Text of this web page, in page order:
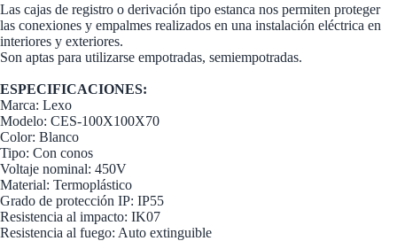
Las cajas de registro o derivación tipo estanca nos permiten proteger
las conexiones y empalmes realizados en una instalación eléctrica en
interiores y exteriores.
Son aptas para utilizarse empotradas, semiempotradas.
ESPECIFICACIONES:
Marca: Lexo
Modelo: CES-100X100X70
Color: Blanco
Tipo: Con conos
Voltaje nominal: 450V
Material: Termoplástico
Grado de protección IP: IP55
Resistencia al impacto: IK07
Resistencia al fuego: Auto extinguible